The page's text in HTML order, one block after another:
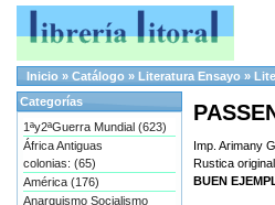
Inicio » Catálogo » Literatura Ensayo »
Imp. Arimany
Rustica
BUEN
Categorías
1ªy2ªGuerra Mundial (623)
África Antiguas
colonias: (65)
América (176)
Anarquismo Socialismo